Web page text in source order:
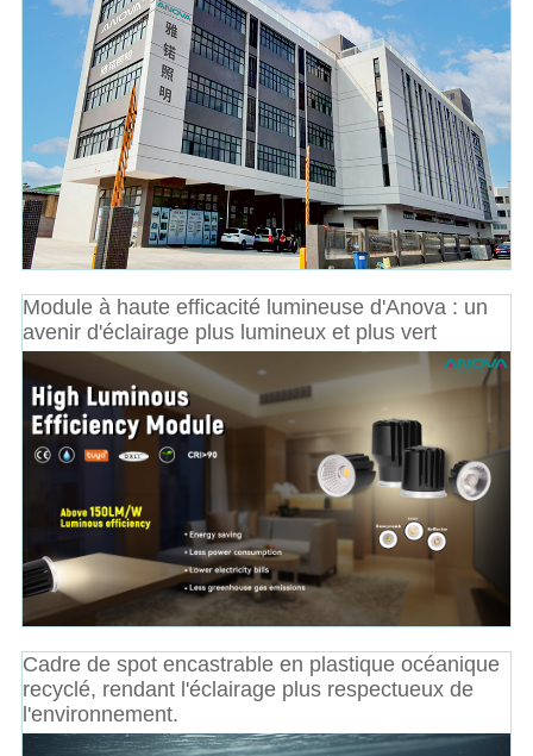
Module à haute efficacité lumineuse d'Anova : un
avenir d'éclairage plus lumineux et plus vert
Cadre de spot encastrable en plastique océanique
recyclé, rendant l'éclairage plus respectueux de
l'environnement.